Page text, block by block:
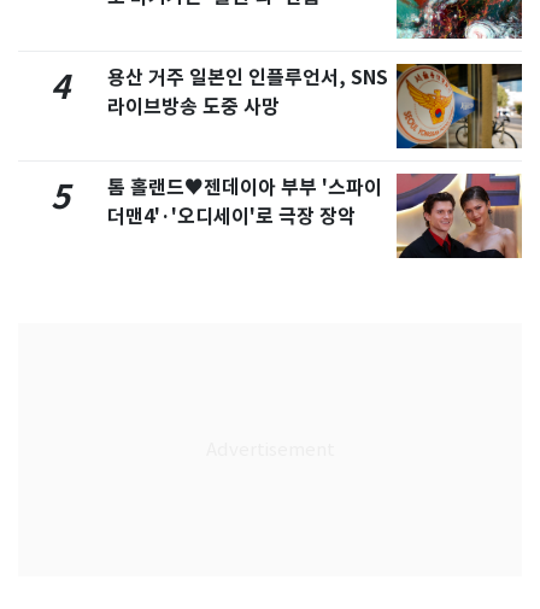
4
용산 거주 일본인 인플루언서, SNS
라이브방송 도중 사망
5
톰 홀랜드♥젠데이아 부부 '스파이
더맨4'·'오디세이'로 극장 장악